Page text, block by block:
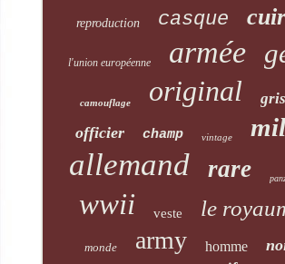
reproduction casque cuir
l'union européenne armée
camouflage original gris
officier champ vintage
allemand rare
wwii veste le
monde army homme